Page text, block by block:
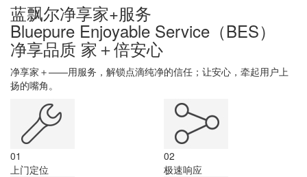
蓝飘尔净享家+服务
Bluepure Enjoyable Service（BES）
净享品质 家＋倍安心
净享家＋——用服务，解锁点滴纯净的信任；让安心，牵起用户上
扬的嘴角。
01
上门定位
02
极速响应